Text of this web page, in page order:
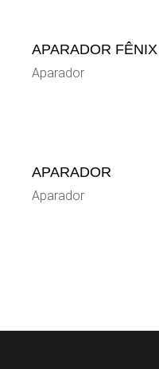
APARADOR FÊNIX
Aparador
APARADOR
Aparador